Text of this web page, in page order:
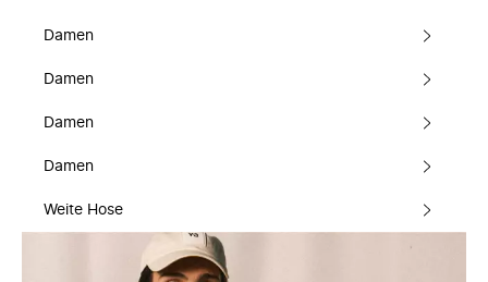
Damen
Damen
Damen
Damen
Weite Hose